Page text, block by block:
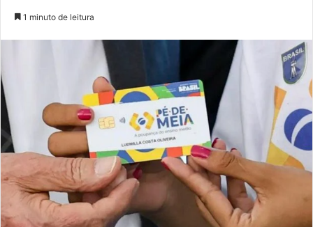
1 minuto de leitura